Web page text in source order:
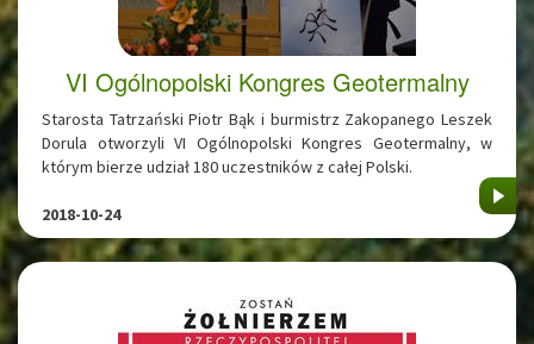
VI Ogólnopolski Kongres Geotermalny
Starosta Tatrzański Piotr Bąk i burmistrz Zakopanego Leszek
Dorula otworzyli VI Ogólnopolski Kongres Geotermalny, w
którym bierze udział 180 uczestników z całej Polski.
2018-10-24